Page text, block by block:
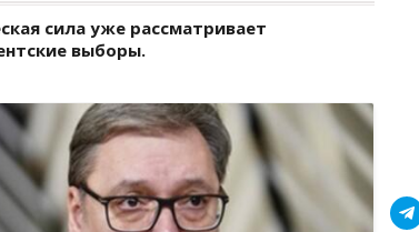
сила уже рассматривает
выборы.